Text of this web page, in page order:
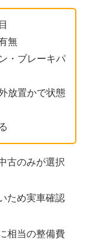
無
・ブレーキパ
放置かで状態
古のみが選択
ため実車確認
相当の整備費